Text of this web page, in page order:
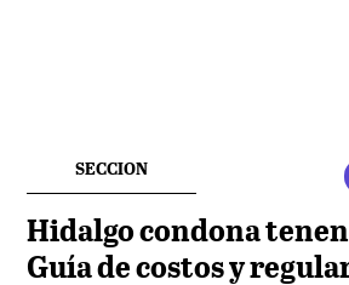
SECCION
Hidalgo condona
Guía de costos y